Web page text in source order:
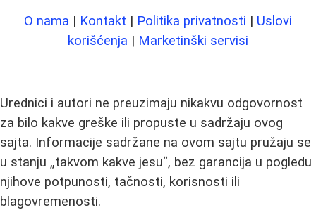
O nama | Kontakt | Politika privatnosti | Uslovi
korišćenja | Marketinški servisi
Urednici i autori ne preuzimaju nikakvu odgovornost
za bilo kakve greške ili propuste u sadržaju ovog
sajta. Informacije sadržane na ovom sajtu pružaju se
u stanju „takvom kakve jesu“, bez garancija u pogledu
njihove potpunosti, tačnosti, korisnosti ili
blagovremenosti.